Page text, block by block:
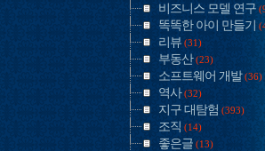
비즈니스 모델 연구
똑똑한 아이 만들기
리뷰 (31)
부동산(23)
소프트웨어 개발(36)
역사(32)
지구 대탐험 (393)
조직 (14)
좋은글 (13)